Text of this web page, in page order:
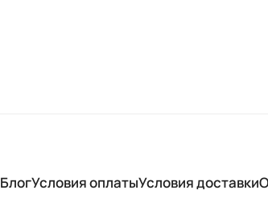
БлогУсловия оплатыУсловия доставки